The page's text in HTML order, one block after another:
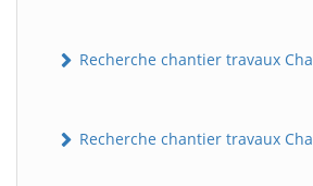
Recherche chantier travaux
Recherche chantier travaux